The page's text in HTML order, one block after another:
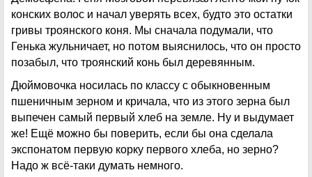
конских волос и начал уверять всех, будто это остатки
гривы троянского коня. Мы сначала подумали, что
Генька жульничает, но потом выяснилось, что он просто
позабыл, что троянский конь был деревянным.
Дюймовочка носилась по классу с обыкновенным
пшеничным зерном и кричала, что из этого зерна был
выпечен самый первый хлеб на земле. Ну и выдумает
же! Ещё можно бы поверить, если бы она сделала
экспонатом первую корку первого хлеба, но зерно?
Надо ж всё-таки думать немного.